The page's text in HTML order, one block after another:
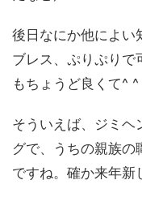
後日なにか他によい
ブレス、ぷりぷりで
もちょうど良くて^ ^
そういえば、ジミヘ
グで、うちの親族の
ですね。確か来年新